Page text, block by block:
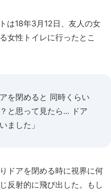
は18年3月12日、友人の女
女性トイレに行ったとこ
を閉めると 同時くらい
と思って見たら... ドア
ました」
ドアを閉める時に視界に何
反射的に飛び出した。もし